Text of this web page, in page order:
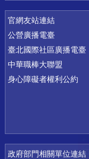
官網友站連結
公營廣播電臺
臺北國際社區廣播電臺
中華職棒大聯盟
身心障礙者權利公約
政府部門相關單位連結